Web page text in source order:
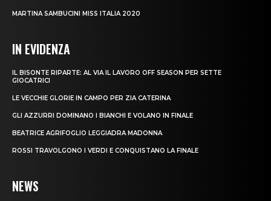
MARTINA SAMBUCINI MISS ITALIA 2020
IN EVIDENZA
IL BISONTE RIPARTE: AL VIA IL LAVORO OFF SEASON PER SETTE
GIOCATRICI
LE VECCHIE GLORIE IN CAMPO PER ZIA CATERINA
GLI AZZURRI DOMINANO I BIANCHI E VOLANO IN FINALE
BEATRICE AGRIFOGLIO LEGGIADRA MADONNA
ROSSI TRAVOLGONO I VERDI E CONQUISTANO LA FINALE
NEWS